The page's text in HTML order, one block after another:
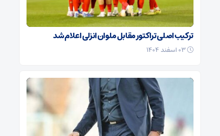
ترکیب اصلی تراکتور مقابل ملوان انزلی اعلام شد